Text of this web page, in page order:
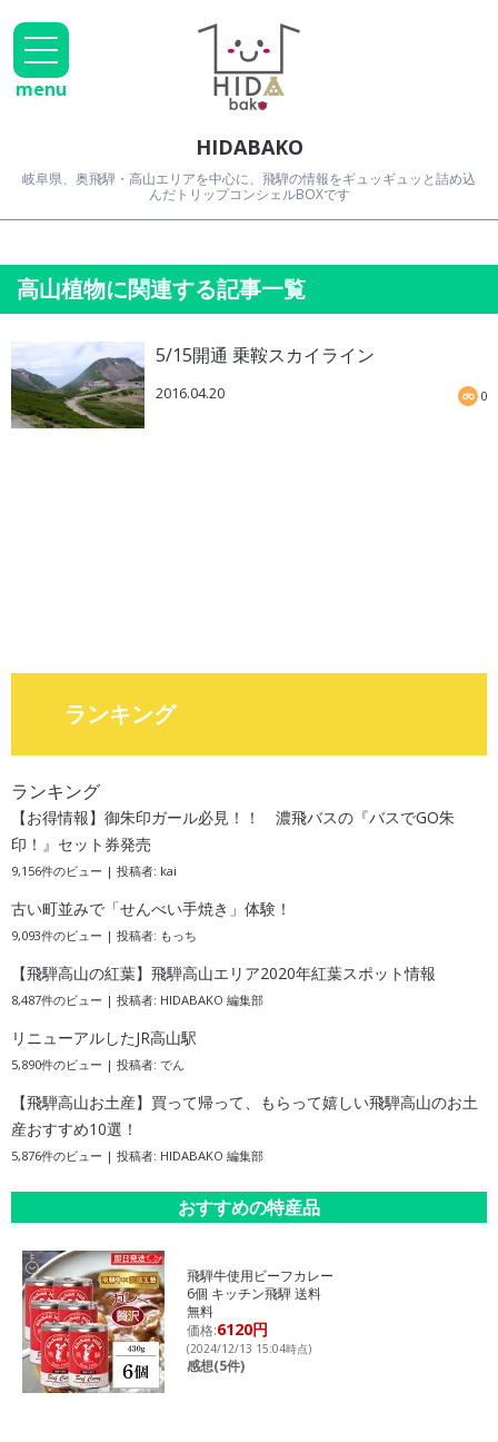
HIDABAKO
岐阜県、奥飛騨・高山エリアを中心に、飛騨の情報をギュッギュッと詰め込
んだトリップコンシェルBOXです
menu
高山植物に関連する記事一覧
5/15開通 乗鞍スカイライン
2016.04.20 0
ランキング
ランキング
【お得情報】御朱印ガール必見！！ 濃飛バスの『バスでGO朱
印！』セット券発売
9,156件のビュー | 投稿者: kai
古い町並みで「せんべい手焼き」体験！
9,093件のビュー | 投稿者: もっち
【飛騨高山の紅葉】飛騨高山エリア2020年紅葉スポット情報
8,487件のビュー | 投稿者: HIDABAKO 編集部
リニューアルしたJR高山駅
5,890件のビュー | 投稿者: でん
【飛騨高山お土産】買って帰って、もらって嬉しい飛騨高山のお土
産おすすめ10選！
5,876件のビュー | 投稿者: HIDABAKO 編集部
おすすめの特産品
飛騨牛使用ビーフカレー
6個 キッチン飛騨 送料
無料
価格:6120円
(2024/12/13 15:04時点)
感想(5件)